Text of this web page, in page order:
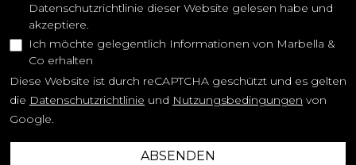
Datenschutzrichtlinie dieser Website gelesen habe und
akzeptiere.
Ich möchte gelegentlich Informationen von Marbella &
Co erhalten
Diese Website ist durch reCAPTCHA geschützt und es gelten
die Datenschutzrichtlinie und Nutzungsbedingungen von
Google.
ABSENDEN